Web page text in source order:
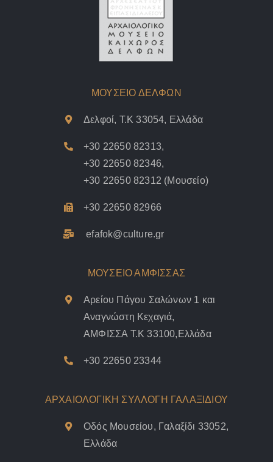
ΜΟΥΣΕΙΟ ΔΕΛΦΩΝ
Δελφοί, Τ.Κ 33054, Ελλάδα
+30 22650 82313,
+30 22650 82346,
+30 22650 82312 (Μουσείο)
+30 22650 82966
efafok@culture.gr
ΜΟΥΣΕΙΟ ΑΜΦΙΣΣΑΣ
Αρείου Πάγου Σαλώνων 1 και
Αναγνώστη Κεχαγιά,
ΑΜΦΙΣΣΑ Τ.Κ 33100,Ελλάδα
+30 22650 23344
ΑΡΧΑΙΟΛΟΓΙΚΗ ΣΥΛΛΟΓΗ ΓΑΛΑΞΙΔΙΟΥ
Οδός Μουσείου, Γαλαξίδι 33052,
Ελλάδα